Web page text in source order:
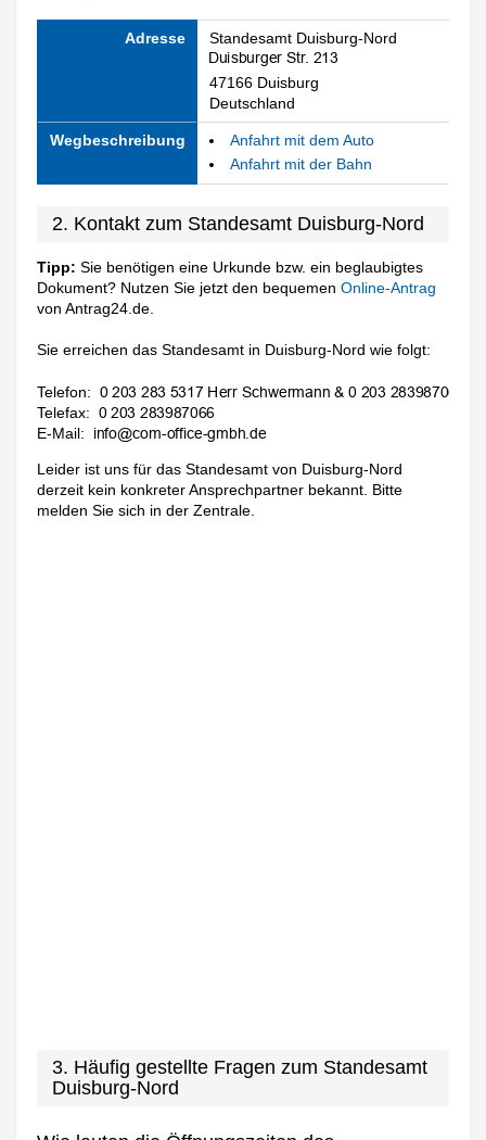
Adresse Standesamt Duisburg-Nord
47166 Duisburg
Deutschland
Wegbeschreibung
Anfahrt mit dem Auto
Anfahrt mit der Bahn
2. Kontakt zum Standesamt Duisburg-Nord
Tipp: Sie benötigen eine Urkunde bzw. ein beglaubigtes
Dokument? Nutzen Sie jetzt den bequemenOnline-Antrag
von Antrag24.de.
Sie erreichen das Standesamt in Duisburg-Nord wie folgt:
Telefon:
Telefax:
E-Mail:
Leider ist uns für das Standesamt von Duisburg-Nord
derzeit kein konkreter Ansprechpartner bekannt. Bitte
melden Sie sich in der Zentrale.
3. Häufig gestellte Fragen zum Standesamt
Duisburg-Nord